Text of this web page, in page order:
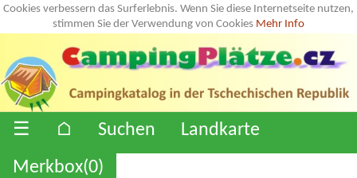
Cookies verbessern das Surferlebnis. Wenn Sie diese Internetseite nutzen,
stimmen Sie der Verwendung von Cookies Mehr Info
☰ ⌂ Suchen
Landkarte
Merkbox(0)